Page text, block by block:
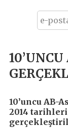
10’uncu AB-
2014